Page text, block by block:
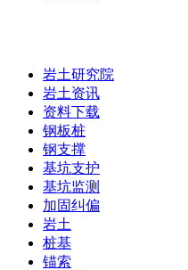
岩土研究院
岩土资讯
资料下载
钢板桩
钢支撑
基坑支护
基坑监测
加固纠偏
岩土
桩基
锚索